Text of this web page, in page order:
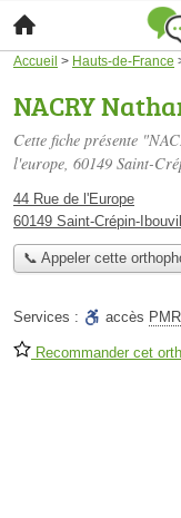
Accueil > Hauts-de-France
NACRY
Cette fiche présente
l'europe, 60149 Saint-
44 Rue de l'Europe
60149 Saint-Crépin-
📞 Appeler cette
Services : accès PMR
Recommander cet